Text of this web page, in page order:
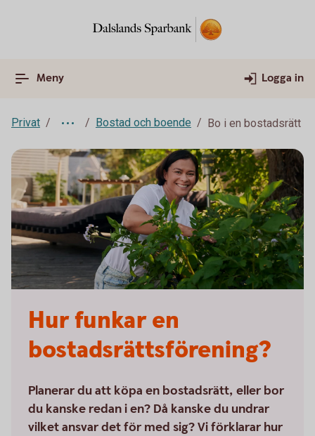
Meny Logga in
Privat Bostad och boende Bo i en bostadsrätt
Hur funkar en
bostadsrättsförening?
Planerar du att köpa en bostadsrätt, eller bor
du kanske redan i en? Då kanske du undrar
vilket ansvar det för med sig? Vi förklarar hur